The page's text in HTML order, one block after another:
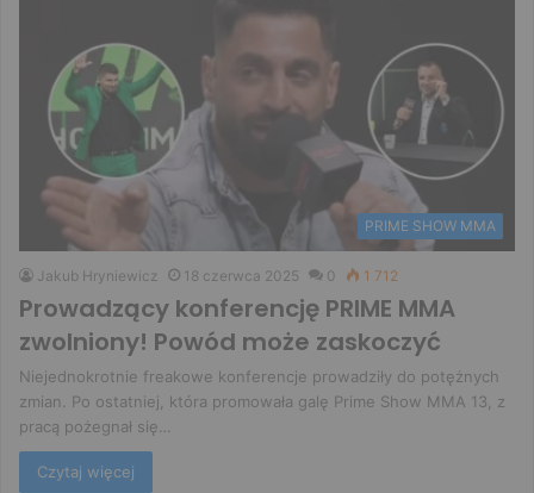
PRIME SHOW MMA
Jakub Hryniewicz 18 czerwca 2025 0 1 712
Prowadzący konferencję PRIME MMA
zwolniony! Powód może zaskoczyć
Niejednokrotnie freakowe konferencje prowadziły do potężnych
zmian. Po ostatniej, która promowała galę Prime Show MMA 13, z
pracą pożegnał się…
Czytaj więcej